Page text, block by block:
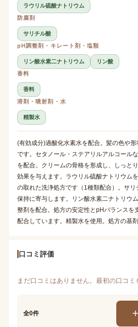
ラウリル硫酸ナトリウム
防腐剤
サリチル酸
pH調整剤・キレート剤・塩類
リン酸水素二ナトリウム
リン酸
香料
香料
溶剤・噴射剤・水
精製水
(有効成分)過酸化水素水を配合。髪の色や
です。セタノール・ステアリルアルコール
を配合。クリームの骨格を形成し、しっと
効果を与えます。ラウリル硫酸ナトリウム
の取れた洗浄処方です（1種類配合）。サ
保持に寄与します。リン酸水素二ナトリウ
整剤を配合。処方の安定性とpHバランスを
配合しています。精製水を使用。処方の基
口コミ評価
まだ口コミはありません。最初の口コミ
全0件